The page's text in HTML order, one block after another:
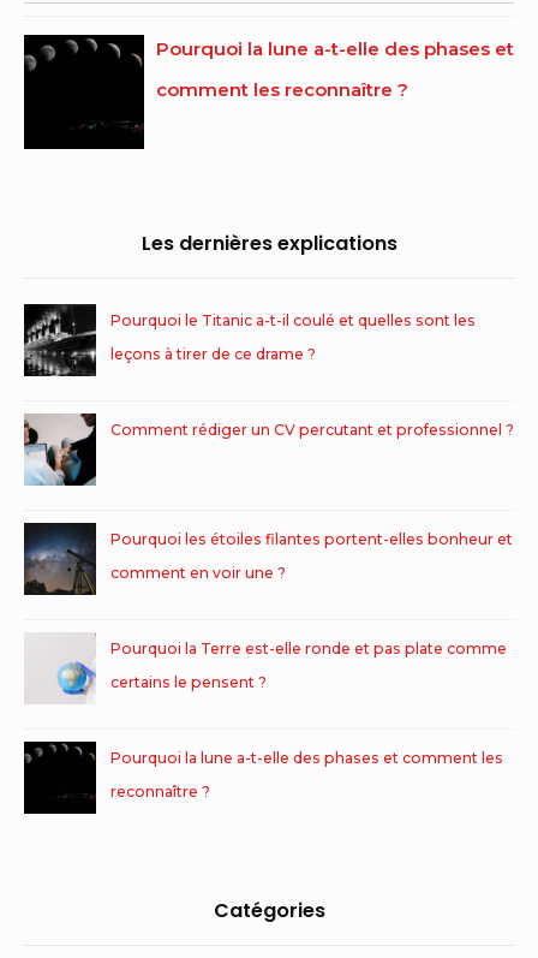
Pourquoi la lune a-t-elle des phases et
comment les reconnaître ?
Les dernières explications
Pourquoi le Titanic a-t-il coulé et quelles sont les
leçons à tirer de ce drame ?
Comment rédiger un CV percutant et professionnel ?
Pourquoi les étoiles filantes portent-elles bonheur et
comment en voir une ?
Pourquoi la Terre est-elle ronde et pas plate comme
certains le pensent ?
Pourquoi la lune a-t-elle des phases et comment les
reconnaître ?
Catégories